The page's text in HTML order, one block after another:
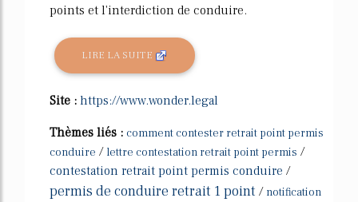
points et l'interdiction de conduire.
LIRE LA SUITE
Site : https://www.wonder.legal
Thèmes liés : comment contester retrait point permis
conduire / lettre contestation retrait point permis /
contestation retrait point permis conduire /
permis de conduire retrait 1 point / notification